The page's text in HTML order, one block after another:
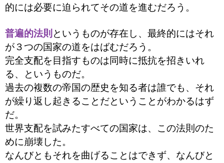
的には必要に迫られてその道を進むだろう。
普遍的法則 というものが存在し、最終的にはそれ
が３つの国家の道をはばむだろう。
完全支配を目指すものは同時に抵抗を招きいれ
る、というものだ。
過去の複数の帝国の歴史を知る者は誰でも、それ
が繰り返し起きることだということがわかるはず
だ。
世界支配を試みたすべての国家は、この法則のた
めに崩壊した。
なんびともそれを曲げることはできず、なんびと